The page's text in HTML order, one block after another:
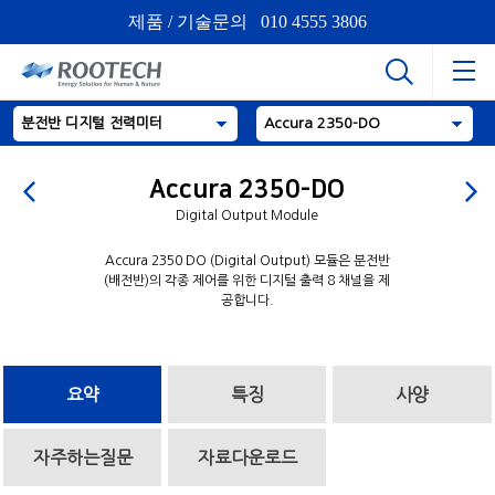
제품 / 기술문의 010 4555 3806
분전반 디지털 전력미터 Accura 2350-DO
Accura 2350-DO
Digital Output Module
Accura 2350 DO (Digital Output) 모듈은 분전반
(배전반)의 각종 제어를 위한 디지털 출력 8 채널을 제
공합니다.
요약 특징 사양
자주하는질문 자료다운로드